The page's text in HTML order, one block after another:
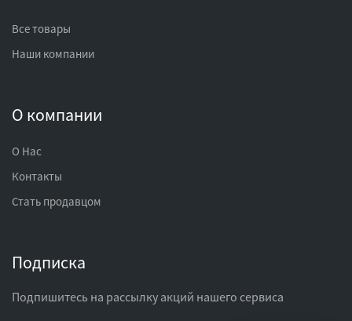
Все товары
Наши компании
О компании
О Нас
Контакты
Стать продавцом
Подписка
Подпишитесь на рассылку акций нашего сервиса